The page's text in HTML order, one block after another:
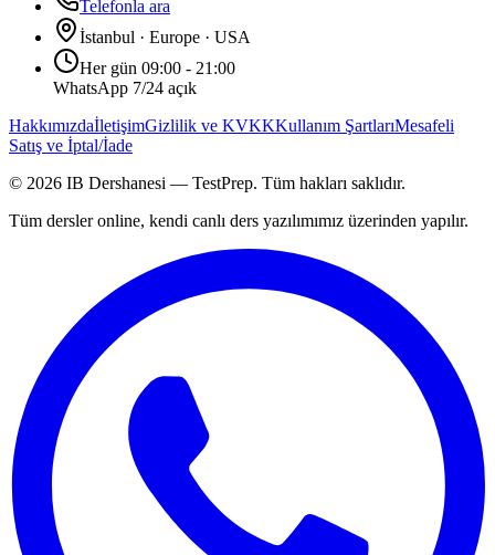
Telefonla ara
İstanbul · Europe · USA
Her gün 09:00 - 21:00
WhatsApp 7/24 açık
HakkımızdaİletişimGizlilik ve KVKKKullanım ŞartlarıMesafeli
Satış ve İptal/İade
© 2026 IB Dershanesi — TestPrep. Tüm hakları saklıdır.
Tüm dersler online, kendi canlı ders yazılımımız üzerinden yapılır.